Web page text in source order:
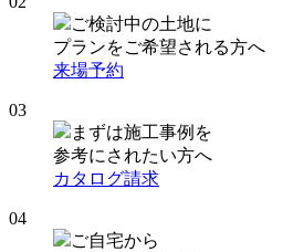
ご検討中の土地に
プランをご希望される方へ
来場予約
03
まずは施工事例を
参考にされたい方へ
カタログ請求
04
ご自宅から